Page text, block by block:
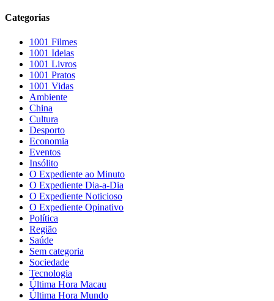
Categorias
1001 Filmes
1001 Ideias
1001 Livros
1001 Pratos
1001 Vidas
Ambiente
China
Cultura
Desporto
Economia
Eventos
Insólito
O Expediente ao Minuto
O Expediente Dia-a-Dia
O Expediente Noticioso
O Expediente Opinativo
Política
Região
Saúde
Sem categoria
Sociedade
Tecnologia
Última Hora Macau
Última Hora Mundo